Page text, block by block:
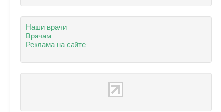
Наши врачи
Врачам
Реклама на сайте